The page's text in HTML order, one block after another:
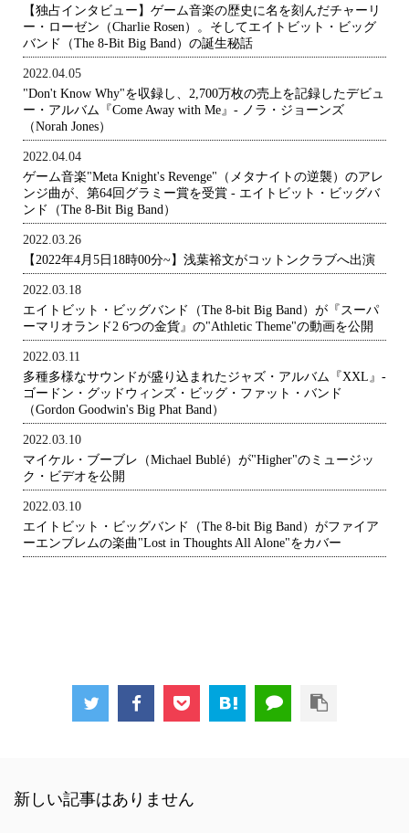
【独占インタビュー】ゲーム音楽の歴史に名を刻んだチャーリ
ー・ローゼン（Charlie Rosen）。そしてエイトビット・ビッグ
バンド（The 8-Bit Big Band）の誕生秘話
2022.04.05
"Don't Know Why"を収録し、2,700万枚の売上を記録したデビュ
ー・アルバム『Come Away with Me』- ノラ・ジョーンズ
（Norah Jones）
2022.04.04
ゲーム音楽"Meta Knight's Revenge"（メタナイトの逆襲）のアレ
ンジ曲が、第64回グラミー賞を受賞 - エイトビット・ビッグバ
ンド（The 8-Bit Big Band）
2022.03.26
【2022年4月5日18時00分~】浅葉裕文がコットンクラブへ出演
2022.03.18
エイトビット・ビッグバンド（The 8-bit Big Band）が『スーパ
ーマリオランド2 6つの金貨』の"Athletic Theme"の動画を公開
2022.03.11
多種多様なサウンドが盛り込まれたジャズ・アルバム『XXL』-
ゴードン・グッドウィンズ・ビッグ・ファット・バンド
（Gordon Goodwin's Big Phat Band）
2022.03.10
マイケル・ブーブレ（Michael Bublé）が"Higher"のミュージッ
ク・ビデオを公開
2022.03.10
エイトビット・ビッグバンド（The 8-bit Big Band）がファイア
ーエンブレムの楽曲"Lost in Thoughts All Alone"をカバー
新しい記事はありません